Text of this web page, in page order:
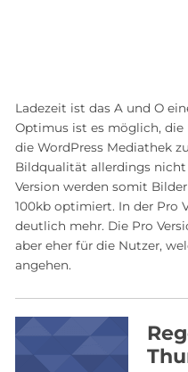
Ladezeit ist das A und O
Optimus ist es möglich,
die WordPress Mediathek
Bildqualität allerdings
Version werden somit
100kb optimiert. In der Pro
deutlich mehr. Die Pro
aber eher für die Nutzer,
angehen.